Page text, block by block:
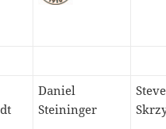
Daniel
Steininger